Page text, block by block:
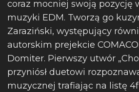
coraz mocniej swoją pozycję
muzyki EDM. Tworzą go
Zaraziński, występujący
autorskim prejekcie
Domiter. Pierwszy utwór
przyniósł duetowi
muzycznej trafiając na listę